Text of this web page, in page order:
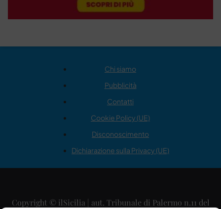
Chi siamo
Pubblicità
Contatti
Cookie Policy (UE)
Disconoscimento
Dichiarazione sulla Privacy (UE)
Copyright © ilSicilia | aut. Tribunale di Palermo n.11 del